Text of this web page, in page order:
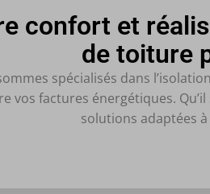
confort et
de toiture
spécialisés dans
vos factures énergétiques.
solutions adaptées